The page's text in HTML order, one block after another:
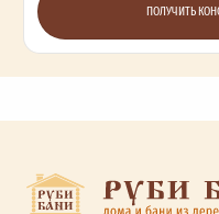
ПОЛУЧИТЬ